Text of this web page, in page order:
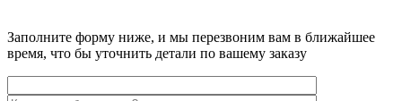
Заполните форму ниже, и мы перезвоним вам в ближайшее
время, что бы уточнить детали по вашему заказу